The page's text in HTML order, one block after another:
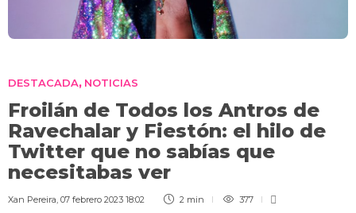
DESTACADA, NOTICIAS
Froilán de Todos los Antros de
Ravechalar y Fiestón: el hilo de
Twitter que no sabías que
necesitabas ver
Xan Pereira, 07 febrero 2023 18:02 2 min 377